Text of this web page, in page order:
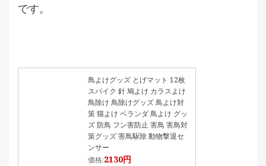
です。
鳥よけグッズ とげマット 12枚
スパイク 針 鳩よけ カラスよけ
鳥除け 鳥除けグッズ 鳥よけ対
策 猫よけ ベランダ 鳥よけ グッ
ズ 防鳥 フン害防止 害鳥 害鳥対
策グッズ 害鳥駆除 動物撃退セ
ンサー
価格:2130円